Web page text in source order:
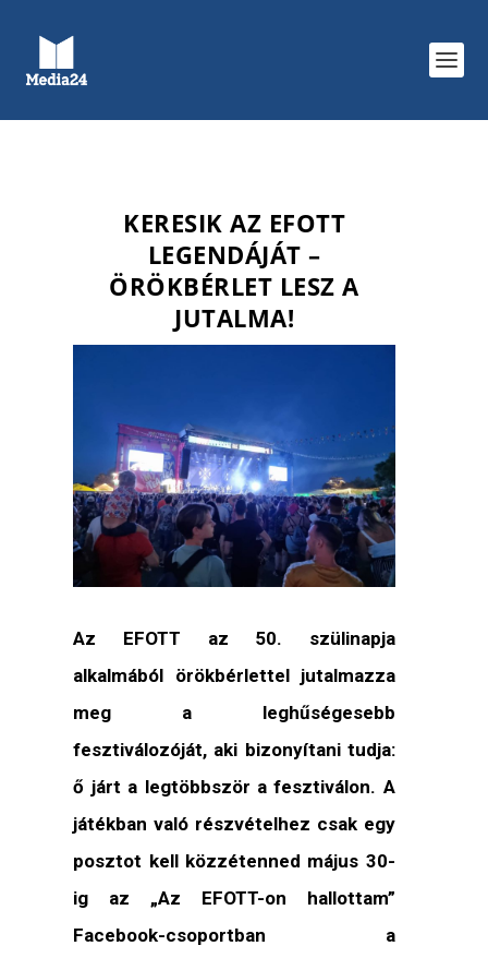
KERESIK AZ EFOTT
LEGENDÁJÁT –
ÖRÖKBÉRLET LESZ A
JUTALMA!
Az EFOTT az 50. szülinapja
alkalmából örökbérlettel jutalmazza
meg a leghűségesebb
fesztiválozóját, aki bizonyítani tudja:
ő járt a legtöbbször a fesztiválon. A
játékban való részvételhez csak egy
posztot kell közzétenned május 30-
ig az „Az EFOTT-on hallottam”
Facebook-csoportban a